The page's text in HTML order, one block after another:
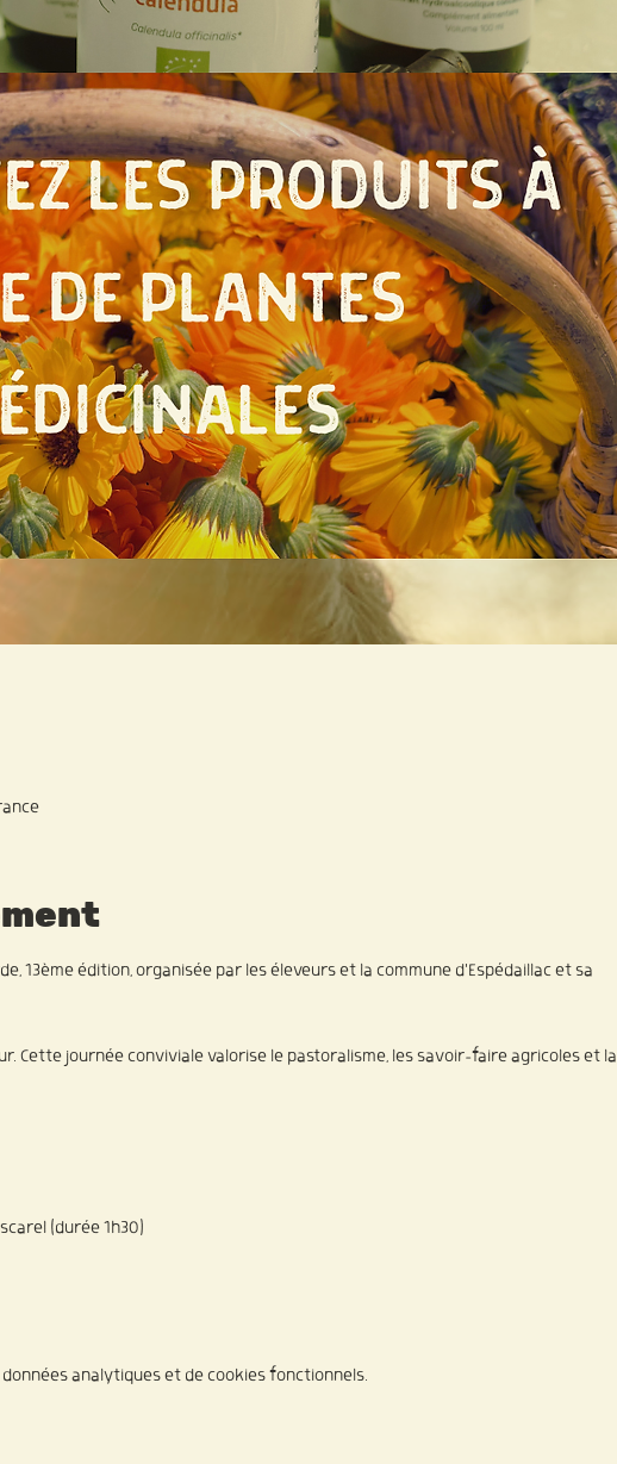
13ème édition, organisée par les éleveurs et la commune d'Espédaillac et sa
Cette journée conviviale valorise le pastoralisme, les savoir-faire agricoles et la
(durée 1h30)
analytiques et de cookies fonctionnels.